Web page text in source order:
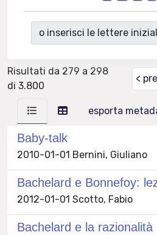
o inserisci le lettere
Risultati da 279 a 298
di 3.800
<
esporta
Baby-talk
2010-01-01 Bernini, Giuliano
Bachelard e Bonnefoy:
2012-01-01 Scotto, Fabio
Bachelard e la razionalità